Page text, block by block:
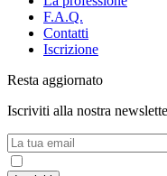
F.A.Q.
Contatti
Iscrizione
Resta aggiornato
Iscriviti alla nostra